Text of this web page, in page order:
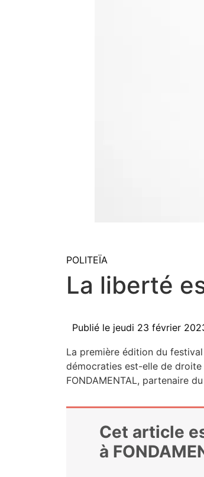
POLITEÏA
La liberté
Publié le jeudi 23 février
La pre­mière édi­tion du
démo­cra­ties est-elle de droite
FONDAMENTAL, par­te­naire
Cet article
à